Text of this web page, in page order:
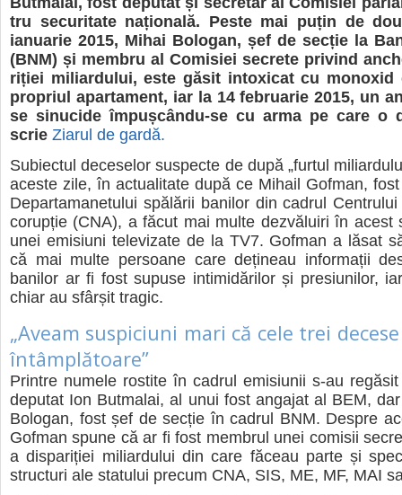
tru secu­ri­tate națio­nală. Peste mai puțin de
ianu­a­rie 2015, Mihai Bolo­gan, șef de sec­ție la
(BNM) și mem­bru al Comi­siei secrete pri­vind
ri­ției mili­ar­du­lui, este găsit into­xi­cat cu mono­xid
pro­priul apar­ta­ment, iar la 14 febru­a­rie 2015, un
se sinu­cide împușcându-se cu arma pe care o
scrie Ziarul de gardă.
Subiec­tul dece­se­lor sus­pecte de după „fur­tul
aceste zile, în actu­a­li­tate după ce Mihail Gofman,
Depar­ta­ma­ne­tu­lui spă­lă­rii bani­lor din cadrul
co­rup­ție (CNA), a făcut mai multe dez­vă­lu­iri în acest
unei emi­siuni tele­vi­zate de la TV7. Gofman a lăsat
că mai multe per­soane care deți­neau infor­ma­ții
bani­lor ar fi fost supuse inti­mi­dă­ri­lor și pre­siu­ni­lor,
chiar au sfâr­șit tra­gic.
„Aveam suspiciuni mari că cele trei
întâmplătoare”
Prin­tre numele ros­tite în cadrul emi­siu­nii s-au
depu­tat Ion But­ma­lai, al unui fost anga­jat al BEM,
Bolo­gan, fost șef de sec­ție în cadrul BNM. Des­pre
Gofman spune că ar fi fost mem­brul unei comi­sii
a dis­pa­ri­ției mili­ar­du­lui din care făceau parte și
struc­turi ale sta­tu­lui pre­cum CNA, SIS, ME, MF, MAI